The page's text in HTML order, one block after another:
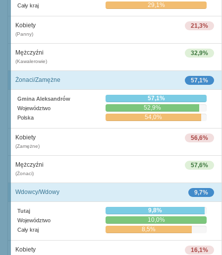
Cały kraj 29,1%
21,3%
Kobiety
(Panny)
32,9%
Mężczyźni
(Kawalerowie)
57,1%
Żonaci/Zamężne
Gmina Aleksandrów 57,1%
Województwo 52,9%
Polska 54,0%
56,6%
Kobiety
(Zamężne)
57,6%
Mężczyźni
(Żonaci)
9,7%
Wdowcy/Wdowy
Tutaj 9,8%
Województwo 10,0%
Cały kraj 8,5%
16,1%
Kobiety